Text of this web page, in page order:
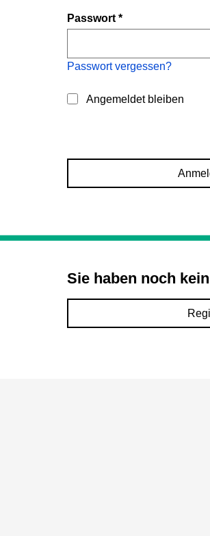
Passwort*
Passwort vergessen?
Angemeldet bleiben
Sie haben noch